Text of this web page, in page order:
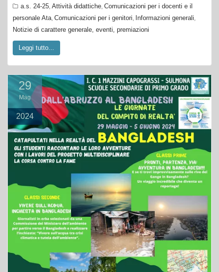
a.s. 24-25, Attività didattiche, Comunicazioni per i docenti e il
personale Ata, Comunicazioni per i genitori, Informazioni generali,
Notizie di carattere generale, eventi, premiazioni
Leggi tutto...
29
Mag
2024